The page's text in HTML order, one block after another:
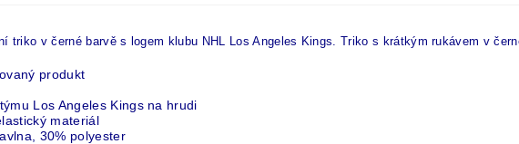
triko v černé barvě s logem klubu NHL Los Angeles Kings. Triko s krátkým rukávem v
produkt
Los Angeles Kings na hrudi
materiál
30% polyester